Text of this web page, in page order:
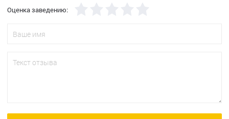
Оценка заведению: